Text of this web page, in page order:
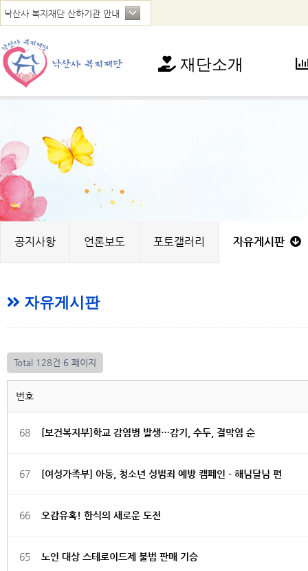
재단소개
지
공지사항 언론보도 포토갤러리 자유게시판
자유게시판
Total 128건 6 페이지
번호
68 [보건복지부]학교 감염병 발생…감기, 수두, 결막염 순
67 [여성가족부] 아동, 청소년 성범죄 예방 캠페인 - 해님달님 편
66 오감유혹! 한식의 새로운 도전
65 노인 대상 스테로이드제 불법 판매 기승